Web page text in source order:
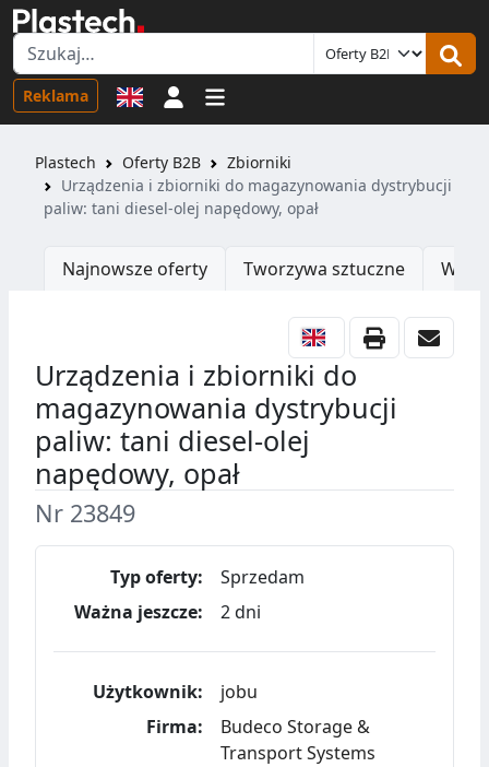
Reklama Logowanie
Plastech Oferty B2B
Zbiorniki
Urządzenia i zbiorniki do magazynowania dystrybucji
paliw: tani diesel-olej napędowy, opał
Najnowsze oferty Tworzywa sztuczne
Urządzenia i zbiorniki do
magazynowania dystrybucji
paliw: tani diesel-olej
napędowy, opał
Nr 23849
Typ oferty:
Sprzedam
Ważna jeszcze:
2 dni
Użytkownik:
jobu
Firma:
Budeco Storage &
Transport Systems